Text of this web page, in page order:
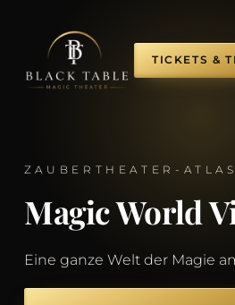
TICKETS &
ZAUBERTHEATER-
Magic World
Eine ganze Welt der Magie